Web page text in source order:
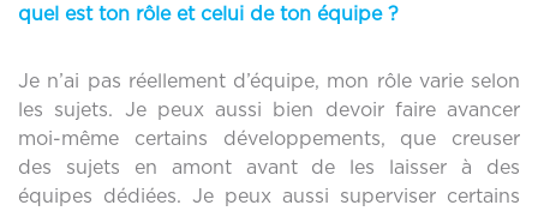
quel est ton rôle et celui de ton équipe ?
Je n’ai pas réellement d’équipe, mon rôle varie selon
les sujets. Je peux aussi bien devoir faire avancer
moi-même certains développements, que creuser
des sujets en amont avant de les laisser à des
équipes dédiées. Je peux aussi superviser certains